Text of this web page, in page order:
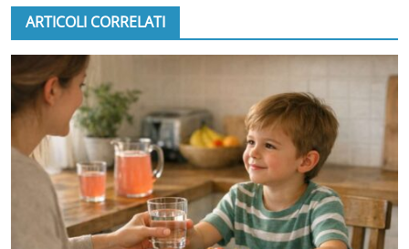
ARTICOLI CORRELATI